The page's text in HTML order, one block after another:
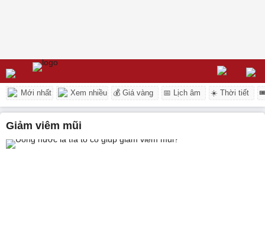
Mới nhất Xem nhiều 💰 Giá vàng 📅 Lịch âm ☀️ Thời tiết
giảm viêm mũi